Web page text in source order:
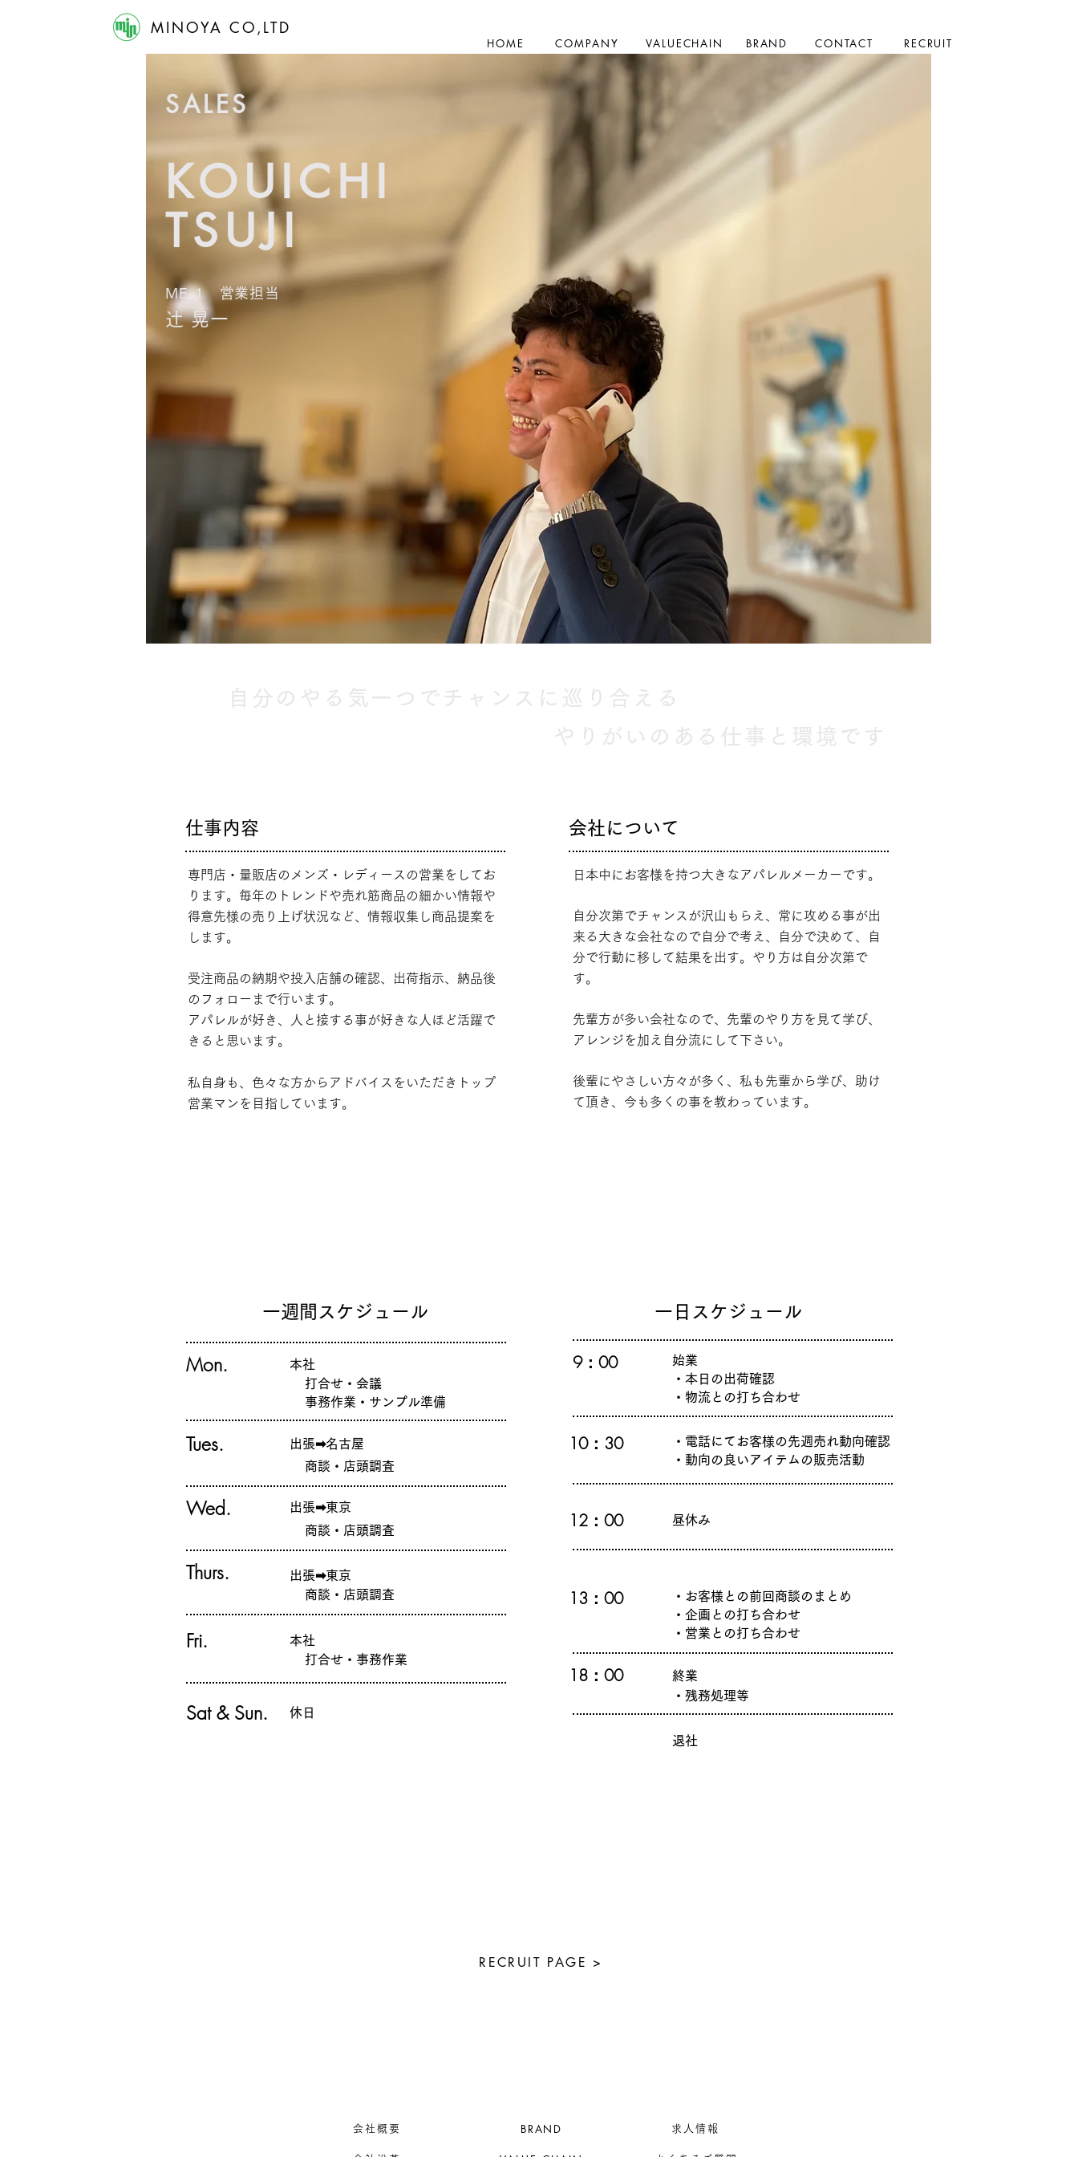
MINOYA CO,LTD
HOME COMPANY VALUECHAIN BRAND CONTACT RECRUIT
SALES
KOUICHI
TSUJI
ME-1 営業担当
辻 晃一
自分のやる気一つでチャンスに巡り合える
やりがいのある仕事と環境です
仕事内容
専門店・量販店のメンズ・レディースの営業をしてお
ります。 毎年のトレンドや売れ筋商品の細かい情報や
得意先様の売り上げ状況など、情報収集し商品提案を
します。
受注商品の納期や投入店舗の確認、出荷指示、納品後
のフォローまで行います。
アパレルが好き、人と接する事が好きな人ほど活躍で
きると思います。
​私自身も、色々な方からアドバイスをいただきトップ
営業マンを目指しています。
会社について
日本中にお客様を持つ大きなアパレルメーカーです。
自分次第でチャンスが沢山もらえ、常に攻める事が出
来る大きな会社なので自分で考え、自分で決めて、自
分で行動に移して結果を出す。 やり方は自分次第で
す。
先輩方が多い会社なので、先輩のやり方を見て学び、
アレンジを加え自分流にして下さい。
後輩にやさしい方々が多く、私も先輩から学び、助け
て頂き、今も多くの事を教わっています。
一週間スケ ジュール
Mon.
本社
打合せ・会議
事務作業・ サンプル準備
Tues.
出張➡名古屋
商談・店頭調査
Wed.
出張➡東京
商談・店頭調査
Thurs.
出張➡東京
商談・店頭調査
Fri.
本社
打合せ・事務作業
Sat & Sun. ​休日
一日スケ ジュール
9：00
​始業
・本日の出荷確認
・物流との打ち合わせ
10：30
・電話にてお客様の先週売れ動向確認
​・動向の良いアイテムの販売活動
12：00 昼休み
13：00
・お客様との前回商談のまとめ
​・企画との打ち合わせ
・営業との打ち合わせ
18：00
終業
・残務処理等
退社
RECRUIT PAGE >
会社概要 BRAND 求人情報